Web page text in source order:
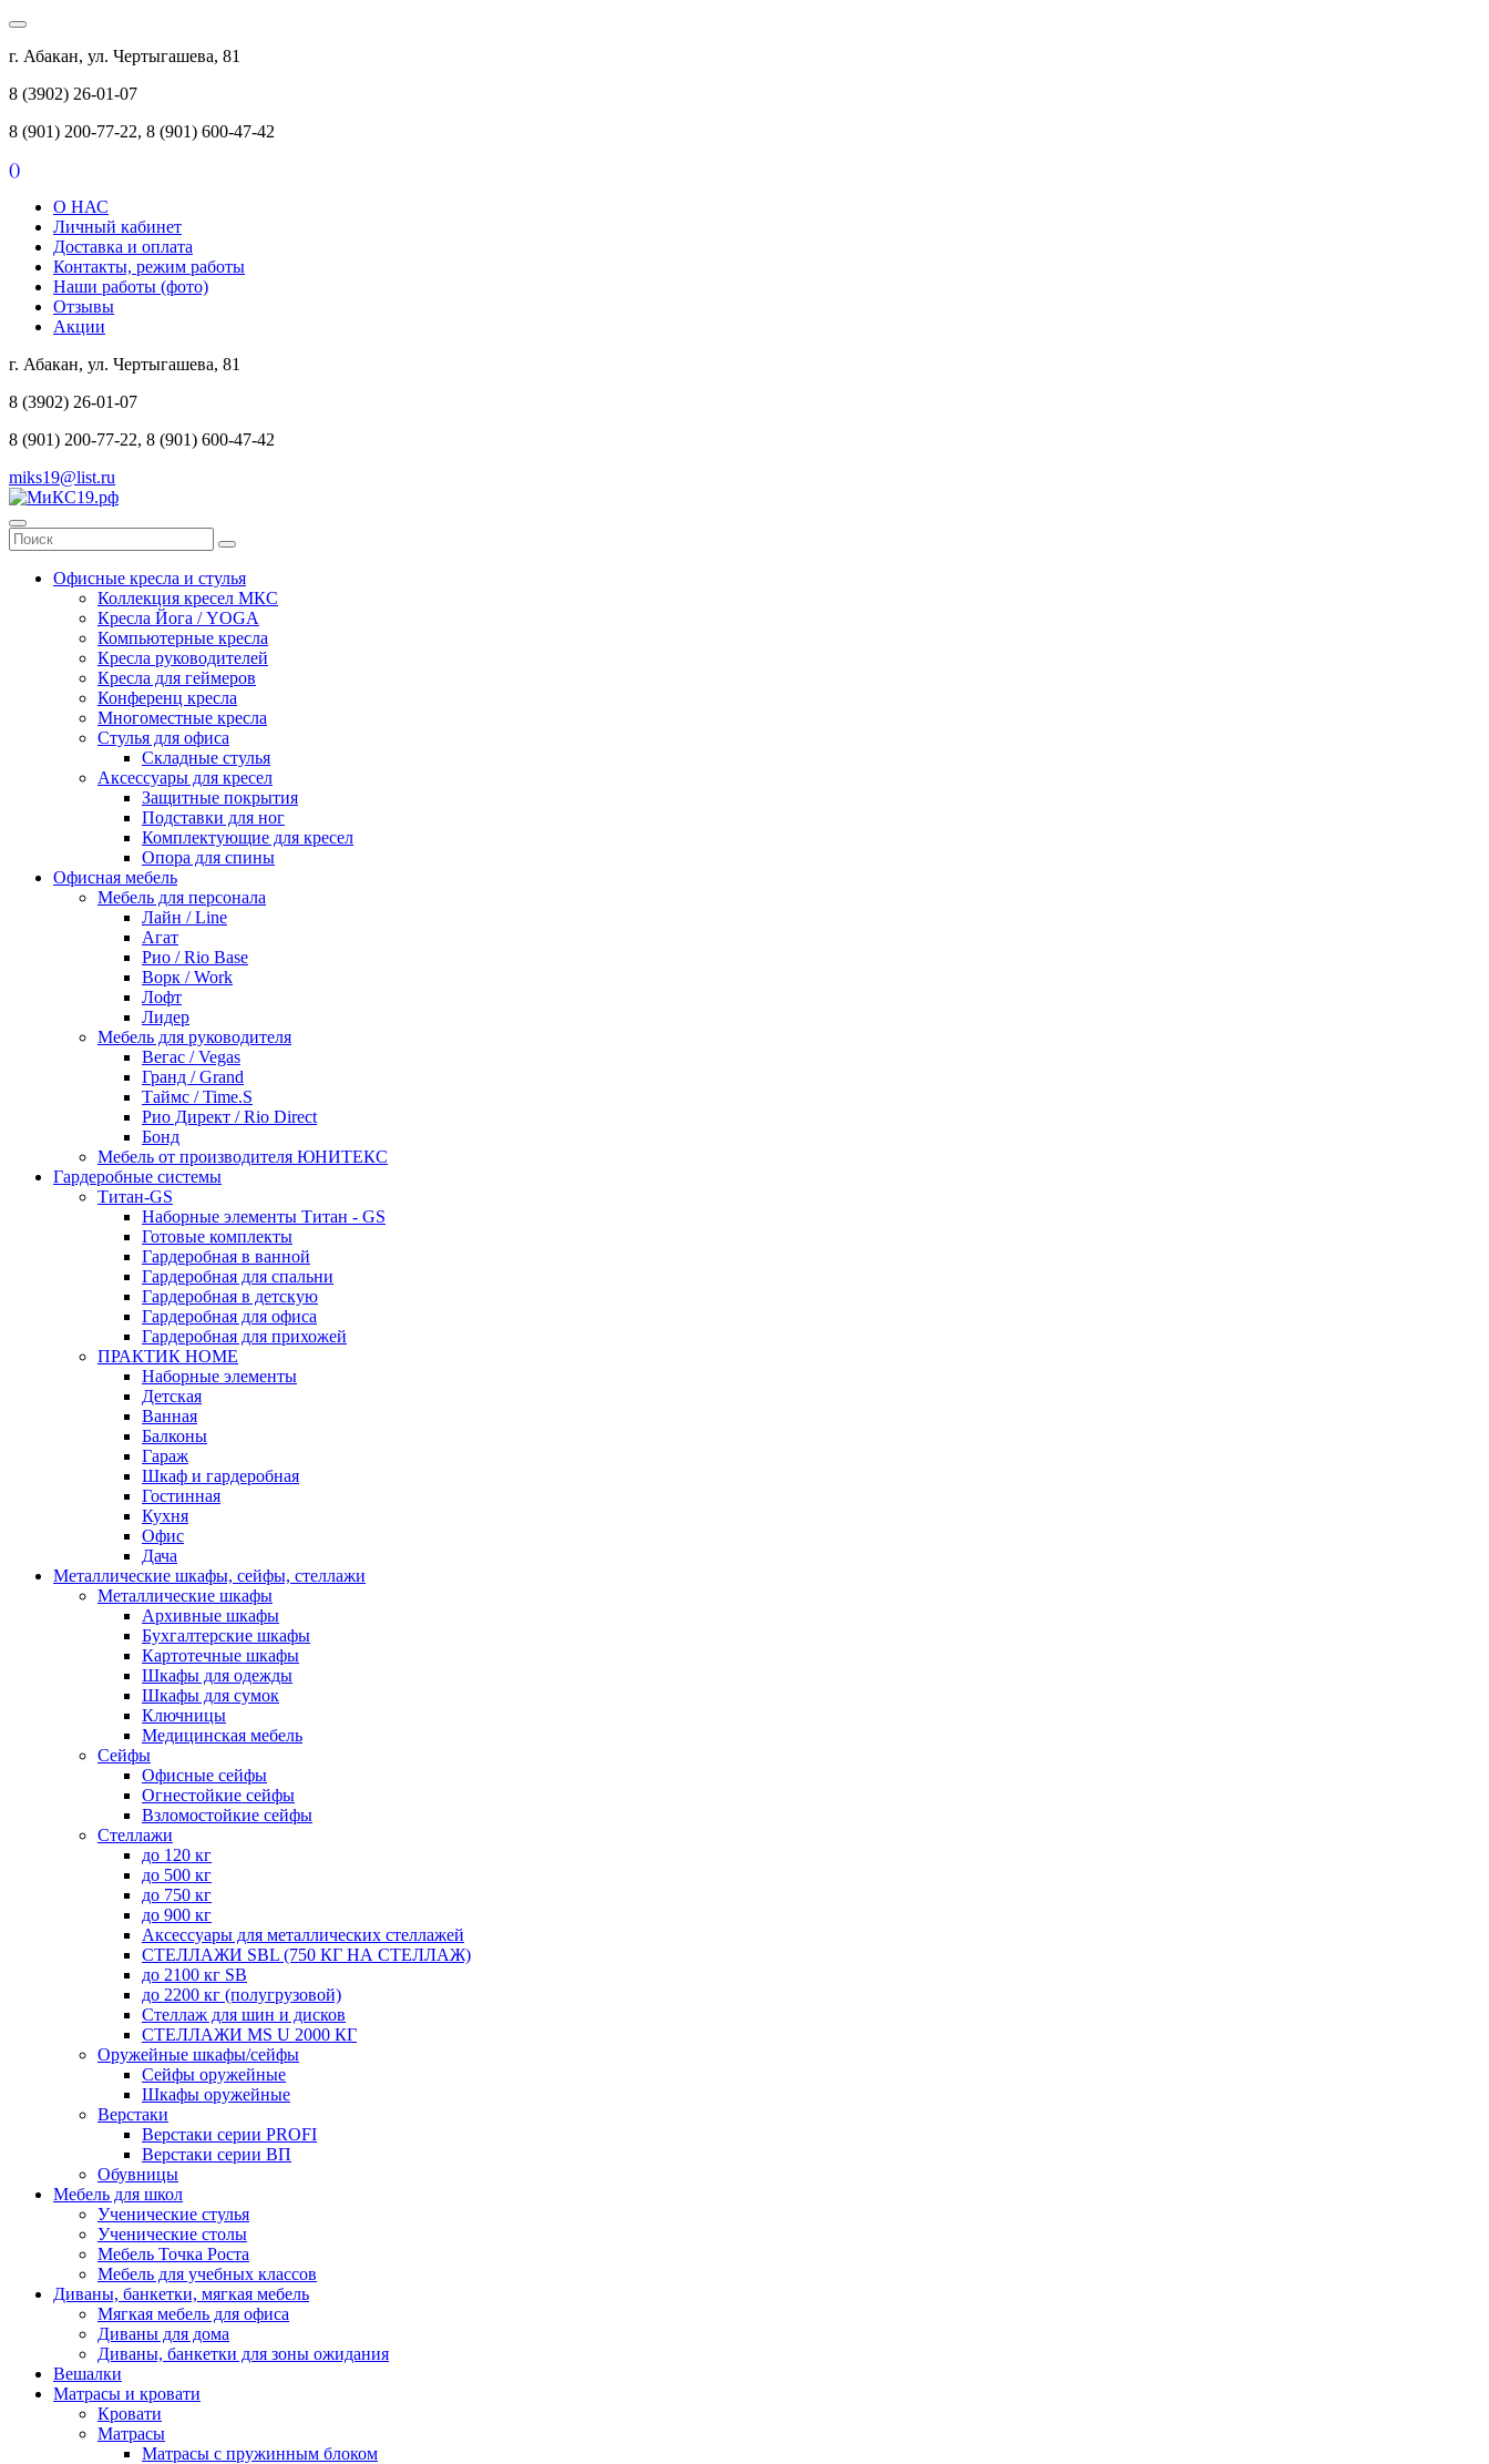
г. Абакан, ул. Чертыгашева, 81
8 (3902) 26-01-07
8 (901) 200-77-22, 8 (901) 600-47-42
()
О НАС
Личный кабинет
Доставка и оплата
Контакты, режим работы
Наши работы (фото)
Отзывы
Акции
г. Абакан, ул. Чертыгашева, 81
8 (3902) 26-01-07
8 (901) 200-77-22, 8 (901) 600-47-42
miks19@list.ru
Офисные кресла и стулья
Коллекция кресел МКС
Кресла Йога / YOGA
Компьютерные кресла
Кресла руководителей
Кресла для геймеров
Конференц кресла
Многоместные кресла
Стулья для офиса
Складные стулья
Аксессуары для кресел
Защитные покрытия
Подставки для ног
Комплектующие для кресел
Опора для спины
Офисная мебель
Мебель для персонала
Лайн / Line
Агат
Рио / Rio Base
Ворк / Work
Лофт
Лидер
Мебель для руководителя
Вегас / Vegas
Гранд / Grand
Таймс / Time.S
Рио Директ / Rio Direct
Бонд
Мебель от производителя ЮНИТЕКС
Гардеробные системы
Титан-GS
Наборные элементы Титан - GS
Готовые комплекты
Гардеробная в ванной
Гардеробная для спальни
Гардеробная в детскую
Гардеробная для офиса
Гардеробная для прихожей
ПРАКТИК HOME
Наборные элементы
Детская
Ванная
Балконы
Гараж
Шкаф и гардеробная
Гостинная
Кухня
Офис
Дача
Металлические шкафы, сейфы, стеллажи
Металлические шкафы
Архивные шкафы
Бухгалтерские шкафы
Картотечные шкафы
Шкафы для одежды
Шкафы для сумок
Ключницы
Медицинская мебель
Сейфы
Офисные сейфы
Огнестойкие сейфы
Взломостойкие сейфы
Стеллажи
до 120 кг
до 500 кг
до 750 кг
до 900 кг
Аксессуары для металлических стеллажей
СТЕЛЛАЖИ SBL (750 КГ НА СТЕЛЛАЖ)
до 2100 кг SB
до 2200 кг (полугрузовой)
Стеллаж для шин и дисков
СТЕЛЛАЖИ MS U 2000 КГ
Оружейные шкафы/сейфы
Сейфы оружейные
Шкафы оружейные
Верстаки
Верстаки серии PROFI
Верстаки серии ВП
Обувницы
Мебель для школ
Ученические стулья
Ученические столы
Мебель Точка Роста
Мебель для учебных классов
Диваны, банкетки, мягкая мебель
Мягкая мебель для офиса
Диваны для дома
Диваны, банкетки для зоны ожидания
Вешалки
Матрасы и кровати
Кровати
Матрасы
Матрасы с пружинным блоком